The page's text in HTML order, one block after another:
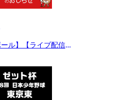
ール】【ライブ配信】
流大会